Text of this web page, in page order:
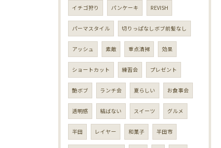
イチゴ狩り パンケーキ REVISH
パーマスタイル 切りっぱなしボブ前髪なし
アッシュ 素敵 重点清掃 効果
ショートカット 練習会 プレゼント
艶ボブ ランチ会 夏らしい お食事会
透明感 結ばない スイーツ グルメ
半田 レイヤー 和菓子 半田市